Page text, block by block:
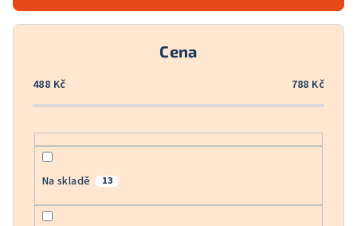
r
o
Cena
488 Kč 788 Kč
Na skladě 13